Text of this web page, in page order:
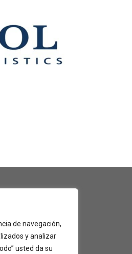
de navegación,
y analizar
usted da su